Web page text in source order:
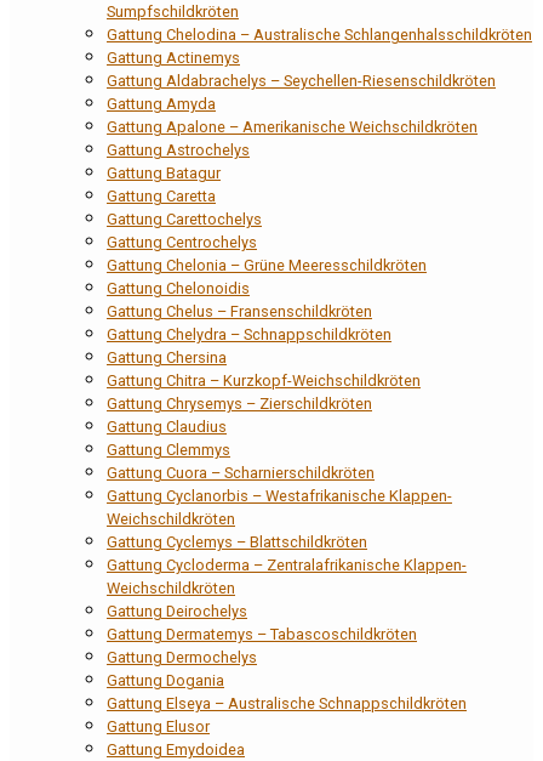
Sumpfschildkröten
Gattung Chelodina – Australische Schlangenhalsschildkröten
Gattung Actinemys
Gattung Aldabrachelys – Seychellen-Riesenschildkröten
Gattung Amyda
Gattung Apalone – Amerikanische Weichschildkröten
Gattung Astrochelys
Gattung Batagur
Gattung Caretta
Gattung Carettochelys
Gattung Centrochelys
Gattung Chelonia – Grüne Meeresschildkröten
Gattung Chelonoidis
Gattung Chelus – Fransenschildkröten
Gattung Chelydra – Schnappschildkröten
Gattung Chersina
Gattung Chitra – Kurzkopf-Weichschildkröten
Gattung Chrysemys – Zierschildkröten
Gattung Claudius
Gattung Clemmys
Gattung Cuora – Scharnierschildkröten
Gattung Cyclanorbis – Westafrikanische Klappen-
Weichschildkröten
Gattung Cyclemys – Blattschildkröten
Gattung Cycloderma – Zentralafrikanische Klappen-
Weichschildkröten
Gattung Deirochelys
Gattung Dermatemys – Tabascoschildkröten
Gattung Dermochelys
Gattung Dogania
Gattung Elseya – Australische Schnappschildkröten
Gattung Elusor
Gattung Emydoidea